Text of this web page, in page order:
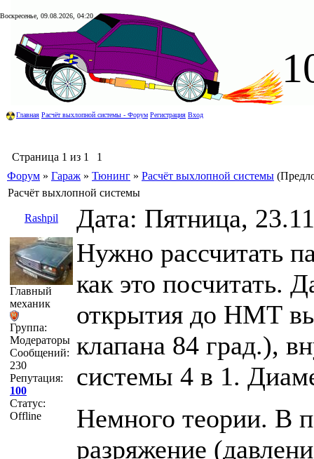
Воскресенье, 09.08.2026, 04:20
Главная Расчёт выхлопной системы - Форум Регистрация Вход
Страница 1 из 1
1
Форум » Гараж » Тюнинг » Расчёт выхлопной системы
Расчёт выхлопной системы
Rashpil Дата: Пятница,
Главный
механик
Группа:
Модераторы
Сообщений:
230
Репутация:
100
Статус:
Offline
Нужно рассчитать
как это посчитать.
открытия до НМТ
клапана 84 град.),
системы 4 в 1.
Немного теории. В
разряжение